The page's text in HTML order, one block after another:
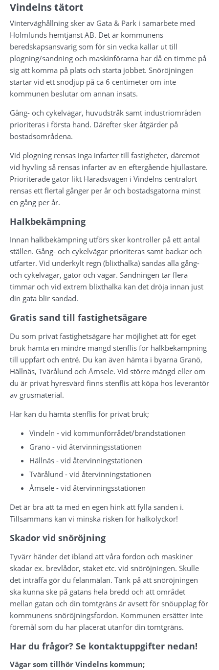
Vindelns tätort
Vinterväghållning sker av Gata & Park i samarbete med
Holmlunds hemtjänst AB. Det är kommunens
beredskapsansvarig som för sin vecka kallar ut till
plogning/sandning och maskinförarna har då en timme på
sig att komma på plats och starta jobbet. Snöröjningen
startar vid ett snödjup på ca 6 centimeter om inte
kommunen beslutar om annan insats.
Gång- och cykelvägar, huvudstråk samt industriområden
prioriteras i första hand. Därefter sker åtgärder på
bostadsområdena.
Vid plogning rensas inga infarter till fastigheter, däremot
vid hyvling så rensas infarter av en eftergående hjullastare.
Prioriterade gator likt Häradsvägen i Vindelns centralort
rensas ett flertal gånger per år och bostadsgatorna minst
en gång per år.
Halkbekämpning
Innan halkbekämpning utförs sker kontroller på ett antal
ställen. Gång- och cykelvägar prioriteras samt backar och
utfarter. Vid underkylt regn (blixthalka) sandas alla gång-
och cykelvägar, gator och vägar. Sandningen tar flera
timmar och vid extrem blixthalka kan det dröja innan just
din gata blir sandad.
Gratis sand till fastighetsägare
Du som privat fastighetsägare har möjlighet att för eget
bruk hämta en mindre mängd stenflis för halkbekämpning
till uppfart och entré. Du kan även hämta i byarna Granö,
Hällnäs, Tvärålund och Åmsele. Vid större mängd eller om
du är privat hyresvärd finns stenflis att köpa hos leverantör
av grusmaterial.
Här kan du hämta stenflis för privat bruk;
Vindeln - vid kommunförrådet/brandstationen
Granö - vid återvinningsstationen
Hällnäs - vid återvinningstationen
Tvärålund - vid återvinningstationen
Åmsele - vid återvinningsstationen
Det är bra att ta med en egen hink att fylla sanden i.
Tillsammans kan vi minska risken för halkolyckor!
Skador vid snöröjning
Tyvärr händer det ibland att våra fordon och maskiner
skadar ex. brevlådor, staket etc. vid snöröjningen. Skulle
det inträffa gör du felanmälan. Tänk på att snöröjningen
ska kunna ske på gatans hela bredd och att området
mellan gatan och din tomtgräns är avsett för snöupplag för
kommunens snöröjningsfordon. Kommunen ersätter inte
föremål som du har placerat utanför din tomtgräns.
Har du frågor? Se kontaktuppgifter nedan!
Vägar som tillhör Vindelns kommun;